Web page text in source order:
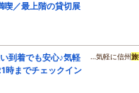
／最上階の貸切展
到着でも安心♪気軽
時までチェックイン
…気軽に信州